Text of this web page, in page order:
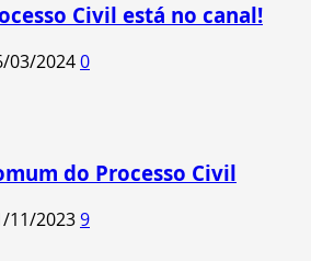
Civil está no canal!
03/20240
do Processo Civil
11/20239